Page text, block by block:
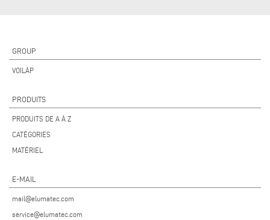
GROUP
VOILÀP
PRODUITS
PRODUITS DE A À Z
CATÉGORIES
MATÉRIEL
E-MAIL
mail@elumatec.com
service@elumatec.com